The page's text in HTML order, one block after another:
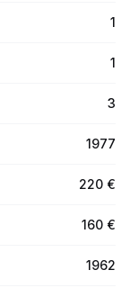
1
1
3
1977
220 €
160 €
1962